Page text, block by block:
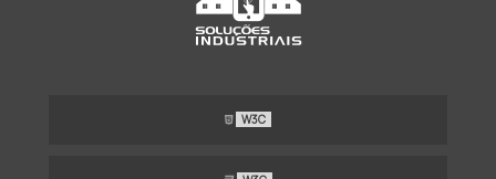
IMPRESSORA OFFSET 8 CORES
IMPRESSORA OFFSET DIGITAL PREÇO
W3C